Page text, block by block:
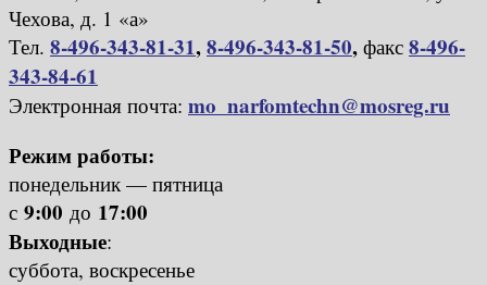
Чехова, д. 1 «а»
Тел. 8-496-343-81-31,8-496-343-81-50, факс 8-496-
343-84-61
Электронная почта: mo_narfomtechn@mosreg.ru
Режим работы:
понедельник — пятница
с 9:00 до 17:00
Выходные:
суббота, воскресенье